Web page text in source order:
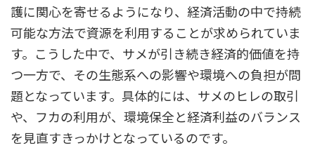
護に関心を寄せるようになり、経済活動の中で持続
可能な方法で資源を利用することが求められていま
す。こうした中で、サメが引き続き経済的価値を持
つ一方で、その生態系への影響や環境への負担が問
題となっています。具体的には、サメのヒレの取引
や、フカの利用が、環境保全と経済利益のバランス
を見直すきっかけとなっているのです。